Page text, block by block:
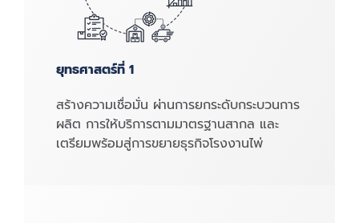
ยุทธศาสตร์ที่ 1
สร้างความเชื่อมั่น ผ่านการยกระดับกระบวนการ
ผลิต การให้บริการตามมาตรฐานสากล และ
เตรียมพร้อมสู่การขยายธุรกิจโรงงานไพ่